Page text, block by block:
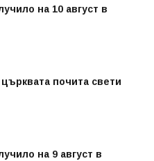
на 10 август в
църквата почита свети
на 9 август в